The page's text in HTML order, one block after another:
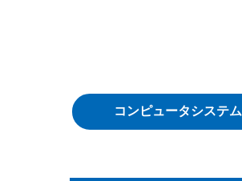
コンピュータシステム